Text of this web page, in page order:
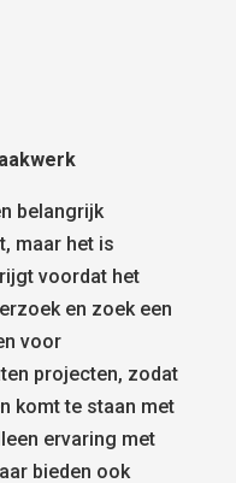
belangrijk
maar het is
voordat het
en zoek een
voor
projecten, zodat
komt te staan met
ervaring met
bieden ook